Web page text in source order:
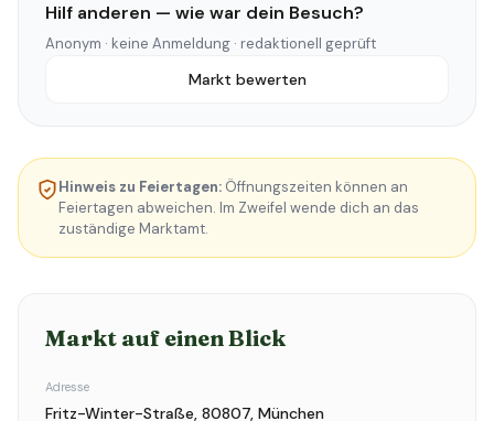
Hilf anderen — wie war dein Besuch?
Anonym · keine Anmeldung · redaktionell geprüft
Markt bewerten
Hinweis zu Feiertagen: Öffnungszeiten können an
Feiertagen abweichen. Im Zweifel wende dich an das
zuständige Marktamt.
Markt auf einen Blick
Adresse
Fritz-Winter-Straße, 80807, München